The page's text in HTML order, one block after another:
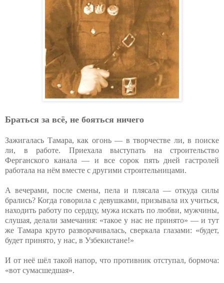
Браться за всё, не бояться ничего
Зажигалась Тамара, как огонь — в творчестве ли, в поиске
ли, в работе. Приехала выступать на строительство
Ферганского канала — и все сорок пять дней гастролей
работала на нём вместе с другими строительницами.
А вечерами, после смены, пела и плясала — откуда силы
брались? Когда говорила с девушками, призывала их учиться,
находить работу по сердцу, мужа искать по любви, мужчины,
слушая, делали замечания: «такое у нас не принято» — и тут
же Тамара круто разворачивалась, сверкала глазами: «будет,
будет принято, у нас, в Узбекистане!»
И от неё шёл такой напор, что противник отступал, бормоча:
«вот сумасшедшая».